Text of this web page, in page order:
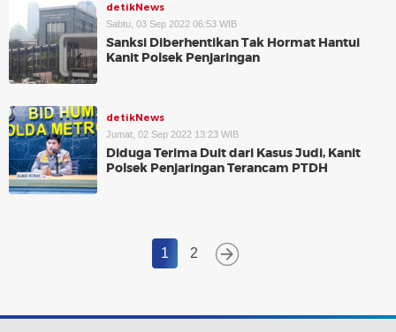
detikNews
Sabtu, 03 Sep 2022 06:53 WIB
Sanksi Diberhentikan Tak Hormat Hantui
Kanit Polsek Penjaringan
detikNews
Jumat, 02 Sep 2022 13:23 WIB
Diduga Terima Duit dari Kasus Judi, Kanit
Polsek Penjaringan Terancam PTDH
1 2